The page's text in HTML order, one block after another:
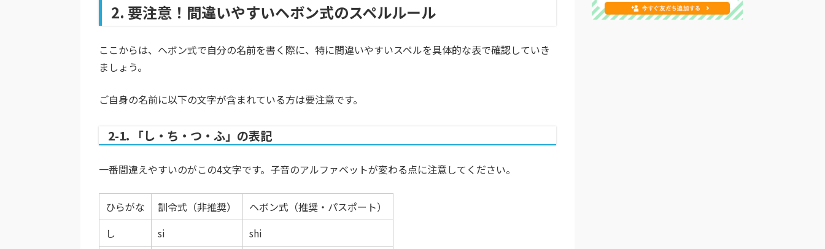
2. 要注意！間違いやすいヘボン式のスペルルール
ここからは、ヘボン式で自分の名前を書く際に、特に間違いやすいスペルを具体的な表で確認していき
ましょう。
ご自身の名前に以下の文字が含まれている方は要注意です。
2-1. 「し・ち・つ・ふ」の表記
一番間違えやすいのがこの4文字です。子音のアルファベットが変わる点に注意してください。
ひらがな 訓令式（非推奨）
ヘボン式（推奨・パスポート）
し
si shi